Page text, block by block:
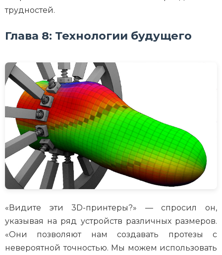
трудностей.
Глава 8: Технологии будущего
«Видите эти 3D-принтеры?» — спросил он,
указывая на ряд устройств различных размеров.
«Они позволяют нам создавать протезы с
невероятной точностью. Мы можем использовать